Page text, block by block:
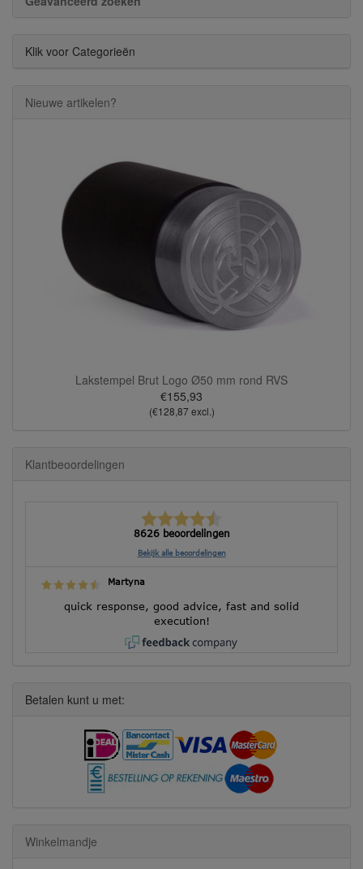
Klik voor Categorieën
Nieuwe artikelen?
Lakstempel Brut Logo Ø50 mm rond RVS
€155,93
(€128,87 excl.)
Klantbeoordelingen
8626 beoordelingen
Bekijk alle beoordelingen
Martyna
quick response, good advice, fast and solid
execution!
Betalen kunt u met:
Winkelmandje